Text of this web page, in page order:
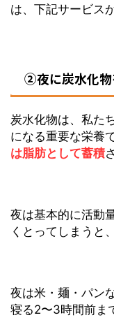
は、下記サービス
②夜に炭水化物
炭水化物は、私た
になる重要な栄養
は脂肪として蓄積
夜は基本的に活動
くとってしまうと
夜は米・麺・パン
寝る2〜3時間前ま